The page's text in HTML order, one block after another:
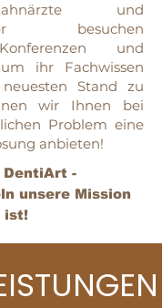
und
besuchen
und
ihr Fachwissen
Stand zu
wir Ihnen bei
Problem eine
anbieten!
DentiArt -
unsere Mission
ist!